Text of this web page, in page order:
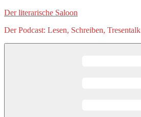
Zum
springen
Der literarische Saloon
Der Podcast: Lesen, Schreiben, Tresentalk